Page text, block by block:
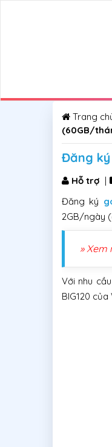
Trang
(60GB/
Đăng ký
Hỗ trợ |
Đăng ký
2GB/ngày
»
Với nhu
BIG120